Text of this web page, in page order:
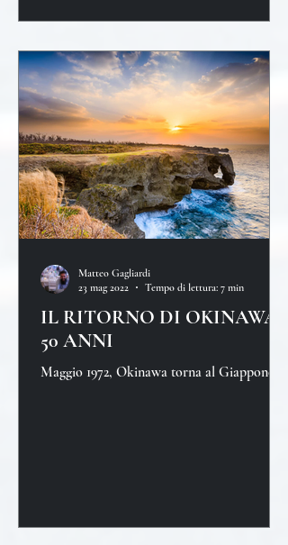
IL RITORNO DI OKINAWA,
50 ANNI
Maggio 1972, Okinawa torna al Giappone
Matteo Gagliardi
23 mag 2022
Tempo di lettura: 7 min